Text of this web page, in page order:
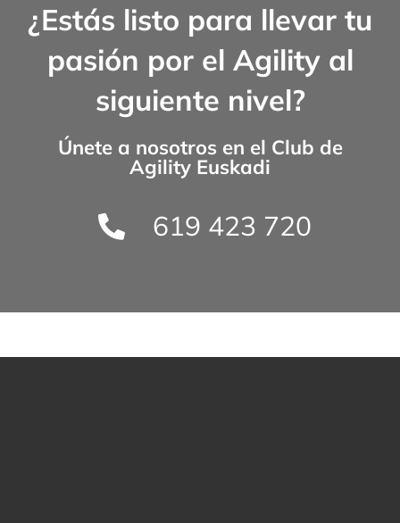
¿Estás listo para llevar tu
pasión por el Agility al
siguiente nivel?
Únete a nosotros en el Club de
Agility Euskadi
619 423 720